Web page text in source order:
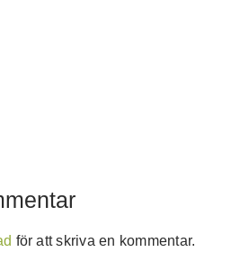
för att skriva en kommentar.